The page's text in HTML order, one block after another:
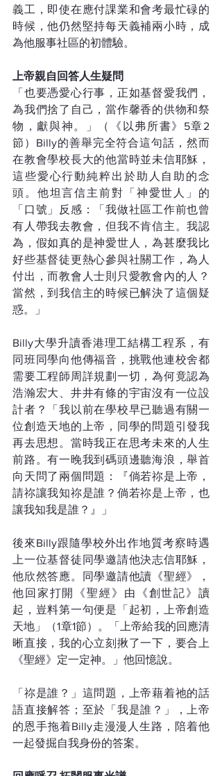
義工，即使在應付課業和會考最忙碌的
時候，他仍然堅持每天義補兩小時，成
為他服事社區的初體驗。
上帝親自回答人生疑問
「也要憑愛心行事，正如基督愛我們，
為我們捨了自己，當作馨香的供物和祭
物，獻與神。」（《以弗所書》5章2
節）Billy的善舉完全符合這句話，然而
在教會學校長大的他當時並未信耶穌，
這些愛心行動純粹出於助人自助的念
頭。他坦言信主前對「神愛世人」的
「口號」反感：「我做社區工作前也曾
有人帶我去教會，但我不肯信主。我認
為，假如真的是神愛世人，為甚麼我比
好些基督徒更熱心參與社關工作，為人
付出，而教會人士則只愛教會內的人？
當然，到我信主的時候已解決了這個疑
惑。」
Billy大學升讀香港理工結構工程系，有
同班同學向他傳福音，挑戰他連校舍都
需要工程師周詳規劃一切，為何竟認為
浩瀚宏大、井井有條的宇宙沒有一位設
計者？「我以前在學校早已聽過有關一
位創造天地的上帝，同學的問題引發我
再去思想。當時我正在思考未來的人生
前路。有一晚我到碼頭邊聽海浪，舉首
向天問了兩個問題：『倘若祢是上帝，
請祢讓我知祢是誰？倘若祢是上帝，也
讓我知我是誰？』」
後來Billy跟隨學校外出作地質考察時遇
上一位基督徒同學邀請他決志信耶穌，
他欣然答應。同學邀請他讀《聖經》，
他回家打開《聖經》由《創世記》讀
起，豈料第一句便是「起初，上帝創造
天地」（1章1節）。「上帝給我的回應清
晰直接，我的心立刻揪了一下，要合上
《聖經》定一定神。」他回憶說。
「祢是誰？」這問題，上帝藉着祂的話
語直接解答；至於「我是誰？」，上帝
的恩手拖着Billy走漫漫人生路，陪着他
一起發掘自我身份的答案。